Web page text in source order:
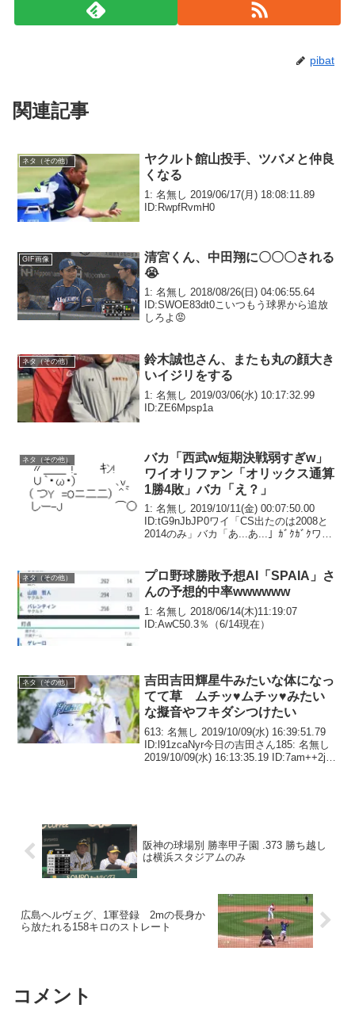
pibat
関連記事
ネタ（その他）
ヤクルト館山投手、ツバメと仲良
くなる
1: 名無し 2019/06/17(月) 18:08:11.89
ID:RwpfRvmH0
GIF画像
清宮くん、中田翔に〇〇〇される
😭
1: 名無し 2018/08/26(日) 04:06:55.64
ID:SWOE83dt0こいつもう球界から追放
しろよ😡
ネタ（その他）
鈴木誠也さん、またも丸の顔大き
いイジリをする
1: 名無し 2019/03/06(水) 10:17:32.99
ID:ZE6Mpsp1a
ネタ（その他）
バカ「西武w短期決戦弱すぎw」
ワイオリファン「オリックス通算
1勝4敗」バカ「え？」
1: 名無し 2019/10/11(金) 00:07:50.00
ID:tG9nJbJP0ワイ「CS出たのは2008と
2014のみ」バカ「あ...あ...」ｶﾞｸｶﾞｸワイ
ネタ（その他）
プロ野球勝敗予想AI「SPAIA」さ
んの予想的中率wwwwww
1: 名無し 2018/06/14(木)11:19:07
ID:AwC50.3％（6/14現在）
ネタ（その他）
吉田吉田輝星牛みたいな体になっ
てて草 ムチッ♥ムチッ♥みたい
な擬音やフキダシつけたい
613: 名無し 2019/10/09(水) 16:39:51.79
ID:l91zcaNyr今日の吉田さん185: 名無し
2019/10/09(水) 16:13:35.19 ID:7am++2jx0
阪神の球場別 勝率甲子園 .373 勝ち越し
は横浜スタジアムのみ
広島ヘルヴェグ、1軍登録 2mの長身か
ら放たれる158キロのストレート
コメント